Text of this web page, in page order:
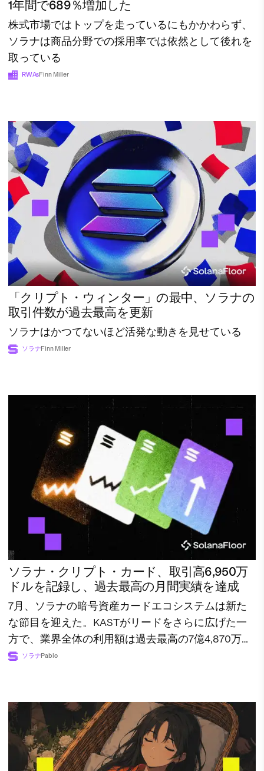
1年間で689％増加した
株式市場ではトップを走っているにもかかわらず、
ソラナは商品分野での採用率では依然として後れを
取っている
RWAsFinn Miller
「クリプト・ウィンター」の最中、ソラナの
取引件数が過去最高を更新
ソラナはかつてないほど活発な動きを見せている
ソラナFinn Miller
ソラナ・クリプト・カード、取引高6,950万
ドルを記録し、過去最高の月間実績を達成
7月、ソラナの暗号資産カードエコシステムは新た
な節目を迎えた。KASTがリードをさらに広げた一
方で、業界全体の利用額は過去最高の7億4,870万ド
ルに達した。
ソラナPablo